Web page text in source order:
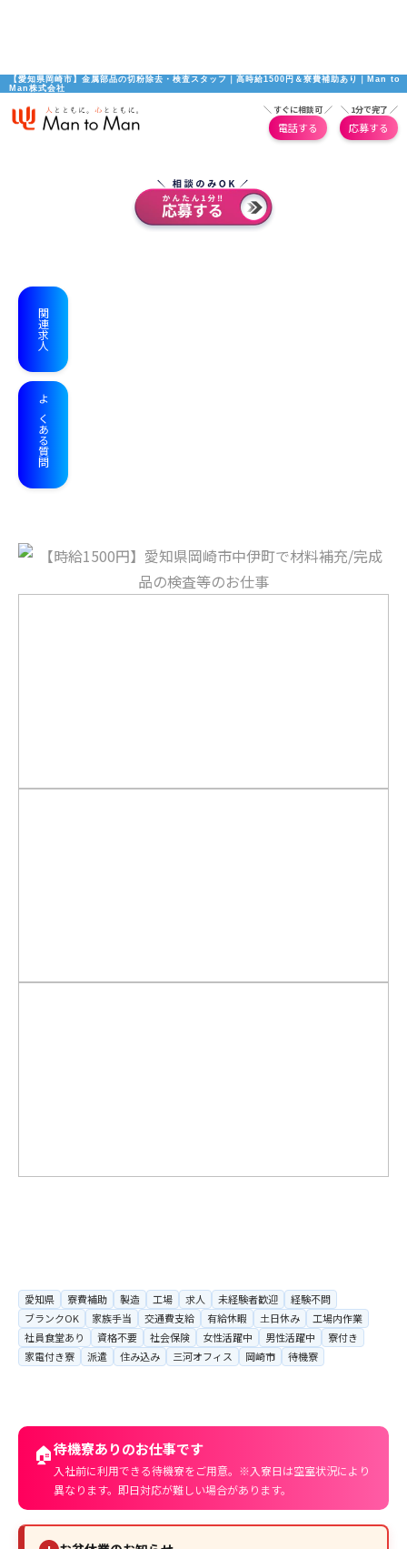
【愛知県岡崎市】金属部品の切粉除去・検査スタッフ｜高時給1500円＆寮費補助あり｜Man to
Man株式会社
＼ すぐに相談可 ／
電話する
＼ 1分で完了 ／
応募する
関連求人
よくある質問
愛知県 寮費補助 製造 工場 求人 未経験者歓迎
経験不問
ブランクOK
家族手当 交通費支給 有給休暇 土日休み
工場内作業
社員食堂あり
資格不要 社会保険 女性活躍中 男性活躍中
寮付き
家電付き寮
派遣 住み込み 三河オフィス 岡崎市 待機寮
🏠待機寮ありのお仕事です
入社前に利用できる待機寮をご用意。※入寮日は空室状況により
異なります。即日対応が難しい場合があります。